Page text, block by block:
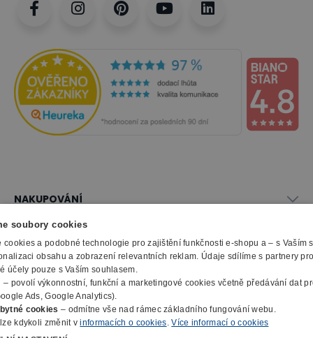
NAKUPOVÁNÍ
Vše o nákupu
Obchodní podmínky
Doprava a montáž
Možnosti platby
Záruka, servis, reklamace
Ochrana osobních údajů
Informace o cookies
SLUŽBY
Naše katalogy
Reklamační formulář
Výroba kancelářského nábytku
Zpracování elektroodpadu
E-Procurement
O FIRMĚ
O nás
Kontakty
Členství v organizacích
© 2010 - 2026 B2B Partner s.r.o. - Všechna práva vyhrazena.
soubory cookies
cookies a podobné technologie pro zajištění funkčnosti e-shopu a – s Vaším
obsahu a zobrazení relevantních reklam. Údaje sdílíme s partnery
účely pouze s Vaším souhlasem.
– povolí výkonnostní, funkční a marketingové cookies včetně předávání dat
Ads, Google Analytics).
cookies – odmítne vše nad rámec základního fungování webu.
kdykoli změnit vinformacích o cookies. Více informací o cookies